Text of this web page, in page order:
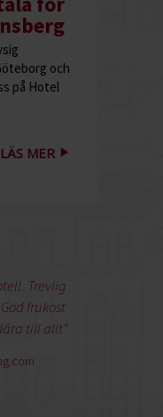
och
på Hotel
LÄS MER
Trevlig
frukost
till allt"